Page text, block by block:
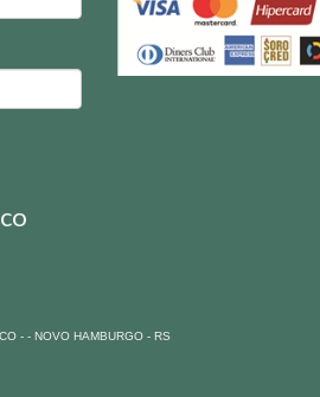
- - NOVO HAMBURGO - RS